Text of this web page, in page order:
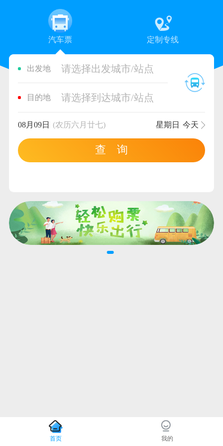
汽车票 定制专线
出发地 请选择出发城市/站点
目的地 请选择到达城市/站点
08月09日 (农历六月廿七) 星期日 今天
查 询
首页 我的